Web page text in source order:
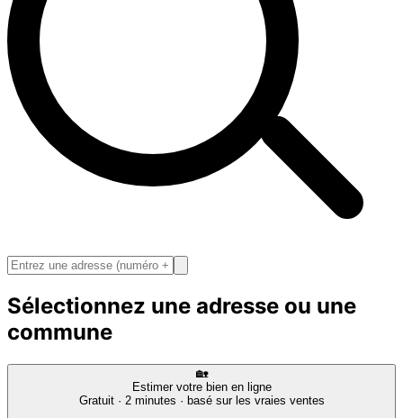
Sélectionnez une adresse ou une
commune
🏡
Estimer votre bien en ligne
Gratuit · 2 minutes · basé sur les vraies ventes